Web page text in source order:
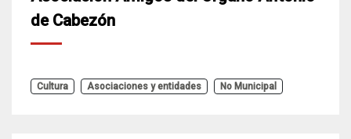
de Cabezón
Cultura Asociaciones y entidades No Municipal